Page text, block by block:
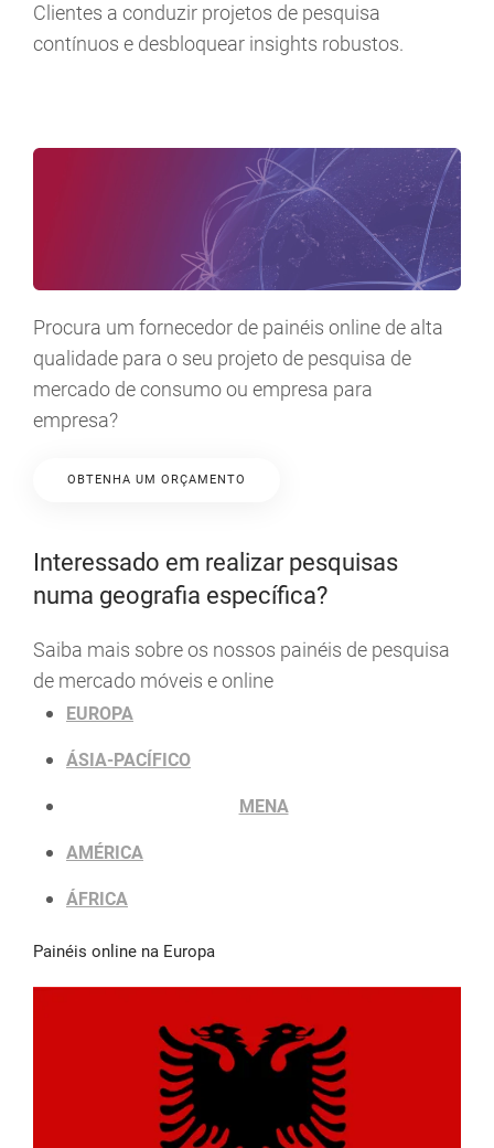
Clientes a conduzir projetos de pesquisa
contínuos e desbloquear insights robustos.
Procura um fornecedor de painéis online de alta
qualidade para o seu projeto de pesquisa de
mercado de consumo ou empresa para
empresa?
OBTENHA UM ORÇAMENTO
Interessado em realizar pesquisas
numa geografia específica?
Saiba mais sobre os nossos painéis de pesquisa
de mercado móveis e online
EUROPA
ÁSIA-PACÍFICO
MENA
AMÉRICA
ÁFRICA
Painéis online na Europa